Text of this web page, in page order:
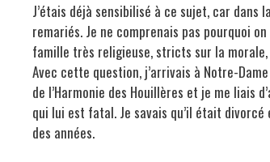
J’étais déjà sensibilisé à ce sujet, car
remariés. Je ne comprenais pas pourquoi
famille très religieuse, stricts sur la
Avec cette question, j’arrivais à Notre-
de l’Harmonie des Houillères et je me liais
qui lui est fatal. Je savais qu’il était
des années.